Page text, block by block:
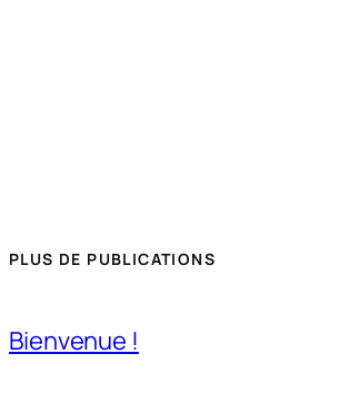
PLUS DE PUBLICATIONS
Bienvenue !